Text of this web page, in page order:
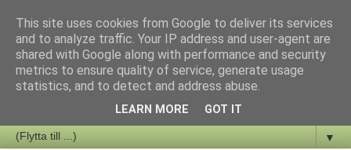
Staffars Seriers Blog
Vi skriver om serienyheter av alla de slag samt om vad som sker i
▼
This site uses cookies from Google to deliver its services
and to analyze traffic. Your IP address and user-agent are
shared with Google along with performance and security
metrics to ensure quality of service, generate usage
statistics, and to detect and address abuse.
LEARN MORE GOT IT